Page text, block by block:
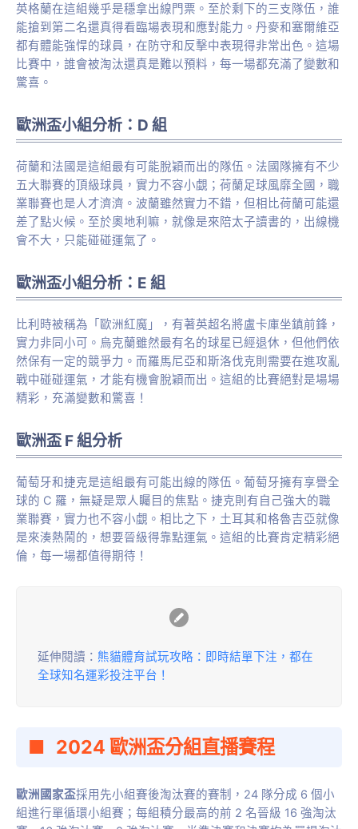
英格蘭在這組幾乎是穩拿出線門票。至於剩下的三支隊伍，誰
能搶到第二名還真得看臨場表現和應對能力。丹麥和塞爾維亞
都有體能強悍的球員，在防守和反擊中表現得非常出色。這場
比賽中，誰會被淘汰還真是難以預料，每一場都充滿了變數和
驚喜。
歐洲盃小組分析：D 組
荷蘭和法國是這組最有可能脫穎而出的隊伍。法國隊擁有不少
五大聯賽的頂級球員，實力不容小覷；荷蘭足球風靡全國，職
業聯賽也是人才濟濟。波蘭雖然實力不錯，但相比荷蘭可能還
差了點火候。至於奧地利嘛，就像是來陪太子讀書的，出線機
會不大，只能碰碰運氣了。
歐洲盃小組分析：E 組
比利時被稱為「歐洲紅魔」，有著英超名將盧卡庫坐鎮前鋒，
實力非同小可。烏克蘭雖然最有名的球星已經退休，但他們依
然保有一定的競爭力。而羅馬尼亞和斯洛伐克則需要在進攻亂
戰中碰碰運氣，才能有機會脫穎而出。這組的比賽絕對是場場
精彩，充滿變數和驚喜！
歐洲盃 F 組分析
葡萄牙和捷克是這組最有可能出線的隊伍。葡萄牙擁有享譽全
球的 C 羅，無疑是眾人矚目的焦點。捷克則有自己強大的職
業聯賽，實力也不容小覷。相比之下，土耳其和格魯吉亞就像
是來湊熱鬧的，想要晉級得靠點運氣。這組的比賽肯定精彩絕
倫，每一場都值得期待！
延伸閱讀： 熊貓體育試玩攻略：即時結單下注，都在
全球知名運彩投注平台！
2024 歐洲盃分組直播賽程
歐洲國家盃採用先小組賽後淘汰賽的賽制，24 隊分成 6 個小
組進行單循環小組賽；每組積分最高的前 2 名晉級 16 強淘汰